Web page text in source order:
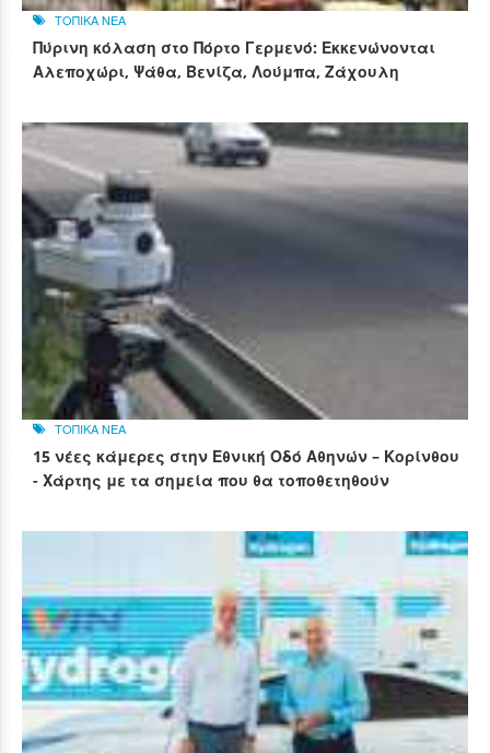
ΤΟΠΙΚΑ ΝΕΑ
Πύρινη κόλαση στο Πόρτο Γερμενό: Εκκενώνονται
Αλεποχώρι, Ψάθα, Βενίζα, Λούμπα, Ζάχουλη
ΤΟΠΙΚΑ ΝΕΑ
15 νέες κάμερες στην Εθνική Οδό Αθηνών – Κορίνθου
- Χάρτης με τα σημεία που θα τοποθετηθούν